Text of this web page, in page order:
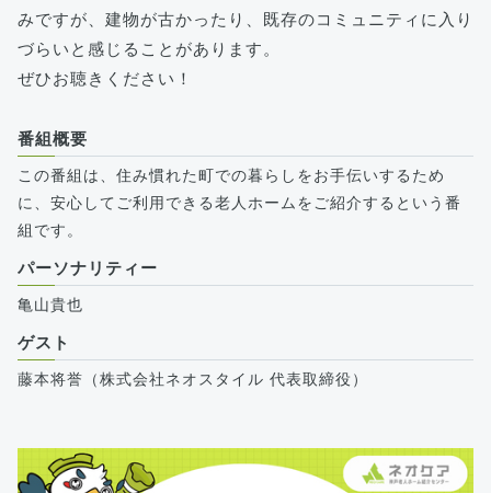
みですが、建物が古かったり、既存のコミュニティに入り
づらいと感じることがあります。
ぜひお聴きください！
番組概要
この番組は、住み慣れた町での暮らしをお手伝いするため
に、安心してご利用できる老人ホームをご紹介するという番
組です。
パーソナリティー
亀山貴也
ゲスト
藤本将誉（株式会社ネオスタイル 代表取締役）